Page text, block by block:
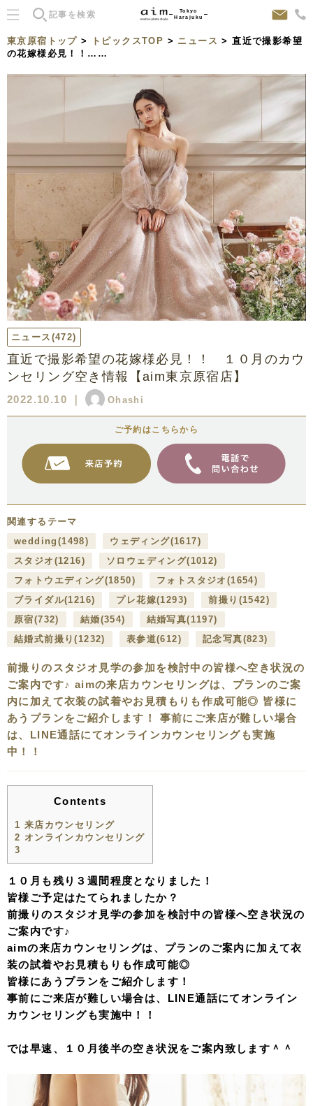
Tokyo
Harajuku
東京原宿トップ > トピックスTOP > ニュース > 直近で撮影希望
の花嫁様必見！！……
ニュース (472)
直近で撮影希望の花嫁様必見！！ １０月のカウ
ンセリング空き情報【aim東京原宿店】
2022.10.10 Ohashi
ご予約はこちらから
関連するテーマ
wedding (1498) ウェディング(1617)
スタジオ (1216) ソロウェディング(1012)
フォトウエディング(1850) フォトスタジオ (1654)
ブライダル(1216) プレ花嫁(1293) 前撮り (1542)
原宿(732) 結婚(354) 結婚写真(1197)
結婚式前撮り(1232) 表参道(612) 記念写真(823)
前撮りのスタジオ見学の参加を検討中の皆様へ空き状況の
ご案内です♪ aimの来店カウンセリングは、プランのご案
内に加えて衣装の試着やお見積もりも作成可能◎ 皆様に
あうプランをご紹介します！ 事前にご来店が難しい場合
は、LINE通話にてオンラインカウンセリングも実施
中！！
Contents
1 来店カウンセリング
2 オンラインカウンセリング
3
１０月も残り３週間程度となりました！
皆様ご予定はたてられましたか？
前撮りのスタジオ見学の参加を検討中の皆様へ空き状況の
ご案内です♪
aimの来店カウンセリングは、プランのご案内に加えて衣
装の試着やお見積もりも作成可能◎
皆様にあうプランをご紹介します！
事前にご来店が難しい場合は、LINE通話にてオンライン
カウンセリングも実施中！！
では早速、１０月後半の空き状況をご案内致します＾＾